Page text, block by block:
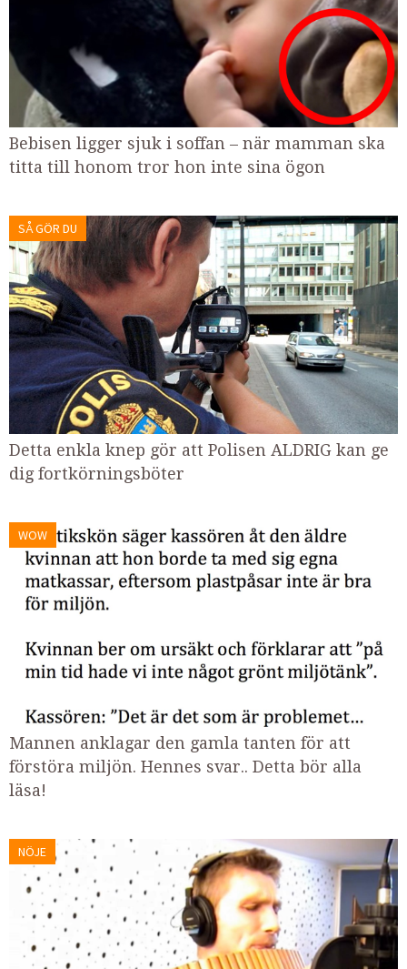
Bebisen ligger sjuk i soffan – när mamman ska
titta till honom tror hon inte sina ögon
SÅ GÖR DU
Detta enkla knep gör att Polisen ALDRIG kan ge
dig fortkörningsböter
WOW
Mannen anklagar den gamla tanten för att
förstöra miljön. Hennes svar.. Detta bör alla
läsa!
NÖJE